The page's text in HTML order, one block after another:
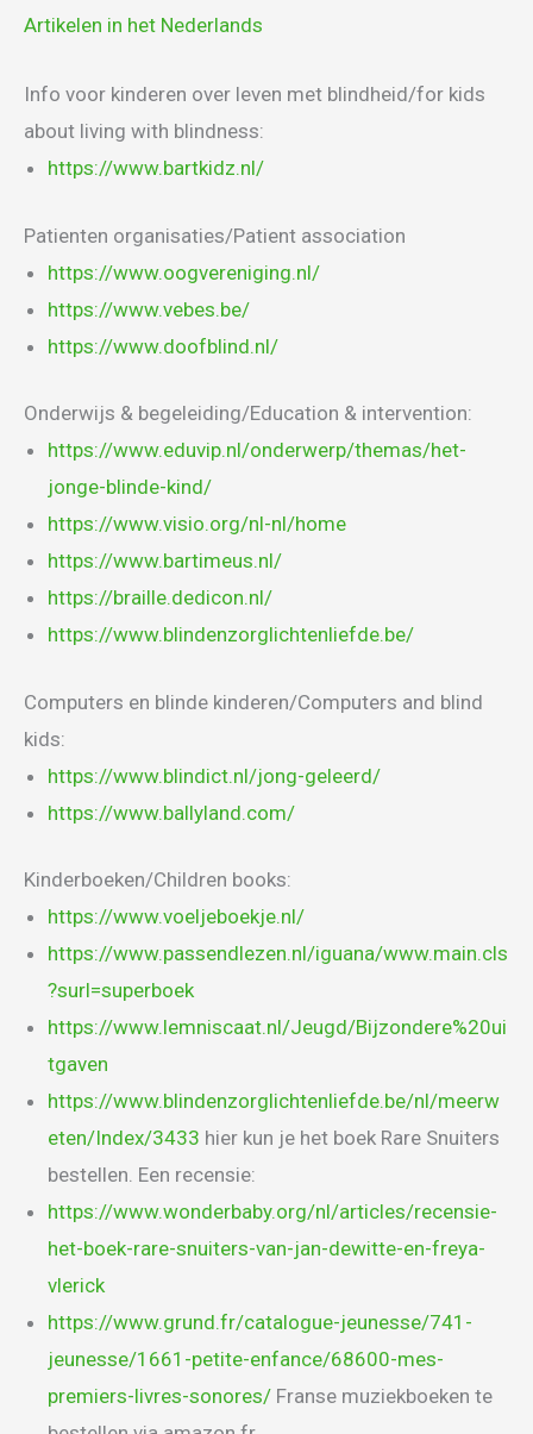
Artikelen in het Nederlands
Info voor kinderen over leven met blindheid/for kids
about living with blindness:
https://www.bartkidz.nl/
Patienten organisaties/Patient association
https://www.oogvereniging.nl/
https://www.vebes.be/
https://www.doofblind.nl/
Onderwijs & begeleiding/Education & intervention:
https://www.eduvip.nl/onderwerp/themas/het-
jonge-blinde-kind/
https://www.visio.org/nl-nl/home
https://www.bartimeus.nl/
https://braille.dedicon.nl/
https://www.blindenzorglichtenliefde.be/
Computers en blinde kinderen/Computers and blind
kids:
https://www.blindict.nl/jong-geleerd/
https://www.ballyland.com/
Kinderboeken/Children books:
https://www.voeljeboekje.nl/
https://www.passendlezen.nl/iguana/www.main.cls
?surl=superboek
https://www.lemniscaat.nl/Jeugd/Bijzondere%20ui
tgaven
https://www.blindenzorglichtenliefde.be/nl/meerw
eten/Index/3433 hier kun je het boek Rare Snuiters
bestellen. Een recensie:
https://www.wonderbaby.org/nl/articles/recensie-
het-boek-rare-snuiters-van-jan-dewitte-en-freya-
vlerick
https://www.grund.fr/catalogue-jeunesse/741-
jeunesse/1661-petite-enfance/68600-mes-
premiers-livres-sonores/ Franse muziekboeken te